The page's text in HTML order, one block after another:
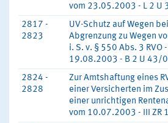
vom 23.05.2003 - L 2 U
2817 -
2823
UV-Schutz auf Wegen
Abgrenzung zu Wegen
i. S. v. § 550 Abs. 3 RVO
19.08.2003 - B 2 U 43/
2824 -
2828
Zur Amtshaftung eines
einer Versicherten im
einer unrichtigen
vom 10.07.2003 - III ZR